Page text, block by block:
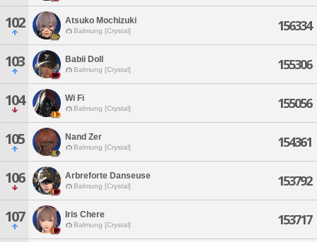
102 Atsuko Mochizuki
Balmung [Crystal] 156334
103 Babii Doll
Balmung [Crystal] 155306
104 Wi Fi
Balmung [Crystal] 155056
105 Nand Zer
Balmung [Crystal] 154361
106 Arbreforte Danseuse
Balmung [Crystal] 153792
107 Iris Chere
Balmung [Crystal] 153717